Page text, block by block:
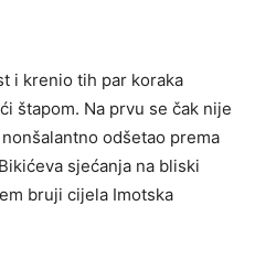
i krenio tih par koraka
štapom. Na prvu se čak nije
odšetao prema
sjećanja na bliski
bruji cijela Imotska